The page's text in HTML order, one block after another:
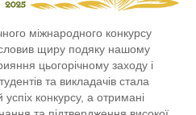
міжнародного конкурсу
щиру подяку нашому
цьогорічному заходу і
та викладачів стала
конкурсу, а отримані